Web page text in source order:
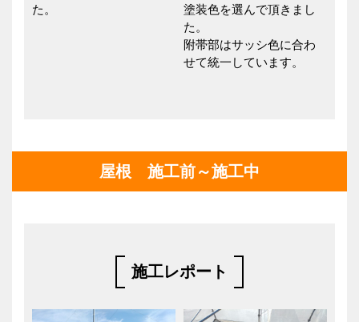
た。
塗装色を選んで頂きまし
た。
附帯部はサッシ色に合わ
せて統一しています。
屋根 施工前～施工中
施工レポート